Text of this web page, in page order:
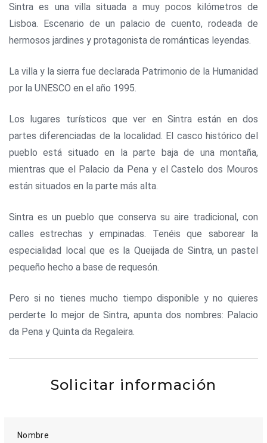
Sintra es una villa situada a muy pocos kilómetros de
Lisboa. Escenario de un palacio de cuento, rodeada de
hermosos jardines y protagonista de románticas leyendas.
La villa y la sierra fue declarada Patrimonio de la Humanidad
por la UNESCO en el año 1995.
Los lugares turísticos que ver en Sintra están en dos
partes diferenciadas de la localidad. El casco histórico del
pueblo está situado en la parte baja de una montaña,
mientras que el Palacio da Pena y el Castelo dos Mouros
están situados en la parte más alta.
Sintra es un pueblo que conserva su aire tradicional, con
calles estrechas y empinadas. Tenéis que saborear la
especialidad local que es la Queijada de Sintra, un pastel
pequeño hecho a base de requesón.
Pero si no tienes mucho tiempo disponible y no quieres
perderte lo mejor de Sintra, apunta dos nombres: Palacio
da Pena y Quinta da Regaleira.
Solicitar información
Nombre